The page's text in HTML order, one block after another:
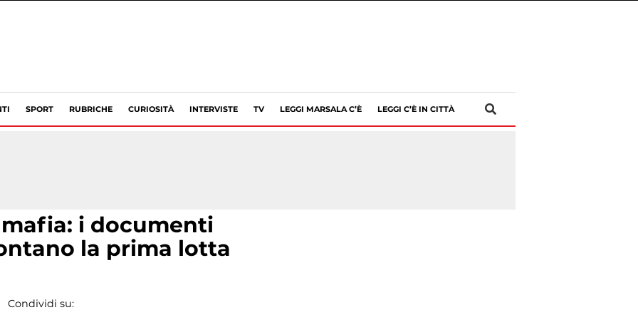
SPORT RUBRICHE CURIOSITÀ INTERVISTE TV LEGGI MARSALA C’È LEGGI C’È IN CITTÀ
i documenti
la prima lotta
Condividi su: